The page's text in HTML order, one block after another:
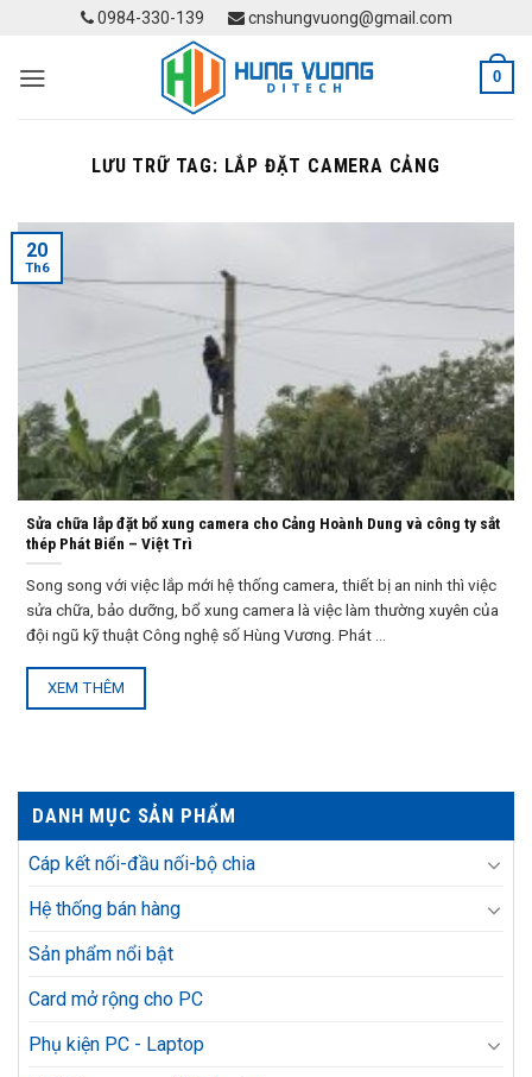
content
0984-330-139 cnshungvuong@gmail.com
0
LƯU TRỮ TAG: LẮP ĐẶT CAMERA CẢNG
Sửa chữa lắp đặt bổ xung camera cho Cảng Hoành Dung và công ty sắt
thép Phát Biển – Việt Trì
Song song với việc lắp mới hệ thống camera, thiết bị an ninh thì việc
sửa chữa, bảo dưỡng, bổ xung camera là việc làm thường xuyên của
đội ngũ kỹ thuật Công nghệ số Hùng Vương. Phát ...
XEM THÊM
20
Th6
DANH MỤC SẢN PHẨM
Cáp kết nối-đầu nối-bộ chia
Hệ thống bán hàng
Sản phẩm nổi bật
Card mở rộng cho PC
Phụ kiện PC - Laptop